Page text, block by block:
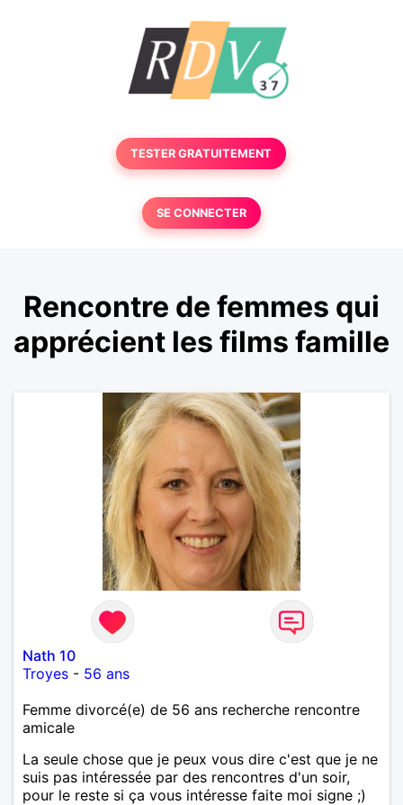
TESTER GRATUITEMENT
SE CONNECTER
Rencontre de femmes qui
apprécient les films famille
Nath 10
Troyes - 56 ans
Femme divorcé(e) de 56 ans recherche rencontre
amicale
La seule chose que je peux vous dire c'est que je ne
suis pas intéressée par des rencontres d'un soir,
pour le reste si ça vous intéresse faite moi signe ;)